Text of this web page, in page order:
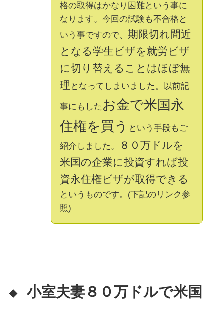
格の取得はかなり困難という事に
なります。今回の試験も不合格と
いう事ですので、 期限切れ間近
となる学生ビザを就労ビザ
に切り替えることはほぼ無
理 となってしまいました。以前記
事にもした お金で米国永
住権を買う という手段もご
紹介しました。
８０万ドルを
米国の企業に投資すれば投
資永住権ビザが取得できる
というものです。(下記のリンク参
照)
◆ 小室夫妻８０万ドルで米国